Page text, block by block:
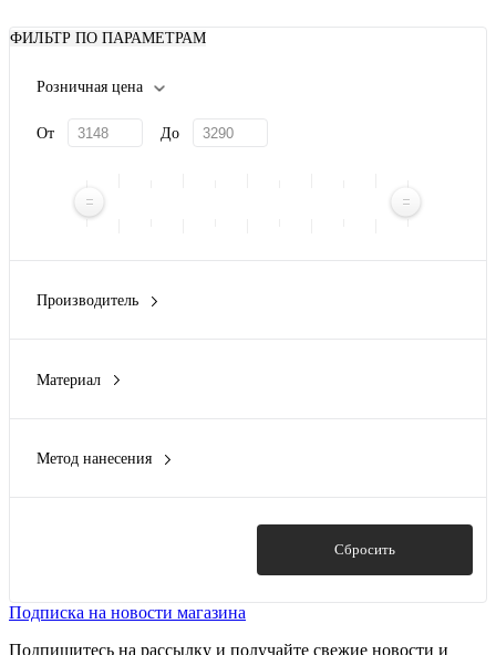
ФИЛЬТР ПО ПАРАМЕТРАМ
Розничная цена
От До
Производитель
Материал
Метод нанесения
Цифровая печать(2)
Сбросить
Подписка на новости магазина
Подпишитесь на рассылку и получайте свежие новости и